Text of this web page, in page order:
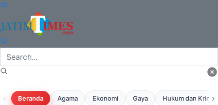
‹ Beranda Agama Ekonomi Gaya Hukum dan ›